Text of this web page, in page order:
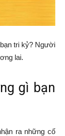
tri kỷ? Người
lai.
gì bạn
ra những cố